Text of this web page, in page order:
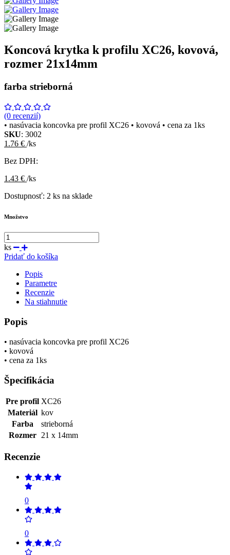
Koncová krytka k profilu XC26, kovová,
rozmer 21x14mm
farba strieborná
(0 recenzií)
• nasúvacia koncovka pre profil XC26 • kovová • cena za 1ks
SKU: 3002
1.76 € /ks
Bez DPH:
1.43 € /ks
Dostupnosť: 2 ks na sklade
Množstvo
ks
Pridať do košíka
Popis
Parametre
Recenzie
Na stiahnutie
Popis
• nasúvacia koncovka pre profil XC26
• kovová
• cena za 1ks
Špecifikácia
Pre profil XC26
Materiál kov
Farba
strieborná
Rozmer
21 x 14mm
Recenzie
0
0